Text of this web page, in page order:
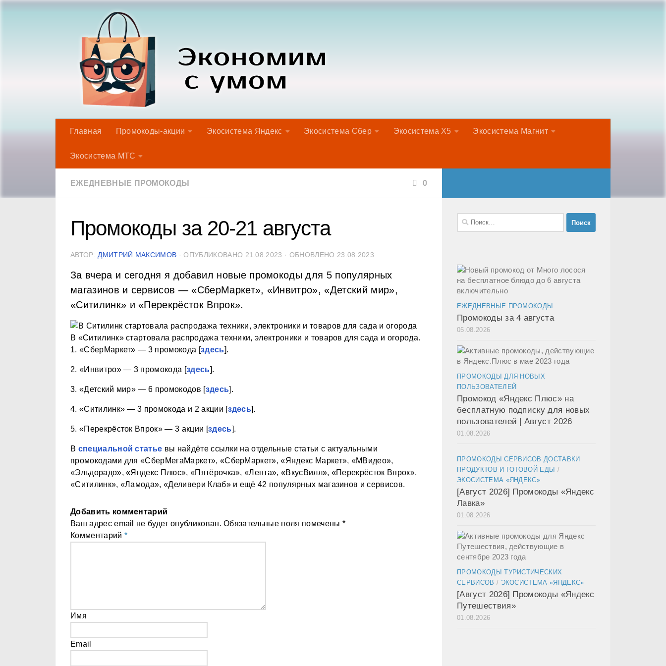
Главная Промокоды-акции Экосистема Яндекс Экосистема Сбер Экосистема Х5 Экосистема Магнит
Экосистема МТС
ЕЖЕДНЕВНЫЕ ПРОМОКОДЫ 0
Промокоды за 20-21 августа
АВТОР: ДМИТРИЙ МАКСИМОВ · ОПУБЛИКОВАНО 21.08.2023 · ОБНОВЛЕНО 23.08.2023
За вчера и сегодня я добавил новые промокоды для 5 популярных
магазинов и сервисов — «СберМаркет», «Инвитро», «Детский мир»,
«Ситилинк» и «Перекрёсток Впрок».
В «Ситилинк» стартовала распродажа техники, электроники и товаров для сада и огорода.
1. «СберМаркет» — 3 промокода [здесь].
2. «Инвитро»— 3 промокода [здесь].
3. «Детский мир» — 6 промокодов [здесь].
4. «Ситилинк» — 3 промокода и 2 акции [здесь].
5. «Перекрёсток Впрок» — 3 акции [здесь].
В специальной статье вы найдёте ссылки на отдельные статьи с актуальными
промокодами для «СберМегаМаркет», «СберМаркет», «Яндекс Маркет», «МВидео»,
«Эльдорадо», «Яндекс Плюс», «Пятёрочка», «Лента», «ВкусВилл», «Перекрёсток Впрок»,
«Ситилинк», «Ламода», «Деливери Клаб» и ещё 42 популярных магазинов и сервисов.
Добавить комментарий
Ваш адрес email не будет опубликован. Обязательные поля помечены *
Комментарий *
Имя
Email
Найти:
ЕЖЕДНЕВНЫЕ ПРОМОКОДЫ
Промокоды за 4 августа
05.08.2026
ПРОМОКОДЫ ДЛЯ НОВЫХ
ПОЛЬЗОВАТЕЛЕЙ
Промокод «Яндекс Плюс» на
бесплатную подписку для новых
пользователей | Август 2026
01.08.2026
ПРОМОКОДЫ СЕРВИСОВ ДОСТАВКИ
ПРОДУКТОВ И ГОТОВОЙ ЕДЫ /
ЭКОСИСТЕМА «ЯНДЕКС»
[Август 2026] Промокоды «Яндекс
Лавка»
01.08.2026
ПРОМОКОДЫ ТУРИСТИЧЕСКИХ
СЕРВИСОВ / ЭКОСИСТЕМА «ЯНДЕКС»
[Август 2026] Промокоды «Яндекс
Путешествия»
01.08.2026